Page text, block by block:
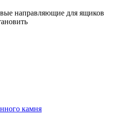
направляющие для ящиков
камня